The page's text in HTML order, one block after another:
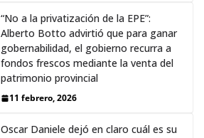
“No a la privatización de la EPE”:
Alberto Botto advirtió que para ganar
gobernabilidad, el gobierno recurra a
fondos frescos mediante la venta del
patrimonio provincial
11 febrero, 2026
Oscar Daniele dejó en claro cuál es su